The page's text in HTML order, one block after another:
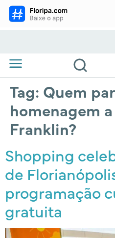
Tag: Quem
homenagem
Franklin?
Shopping
de
programação
gratuita